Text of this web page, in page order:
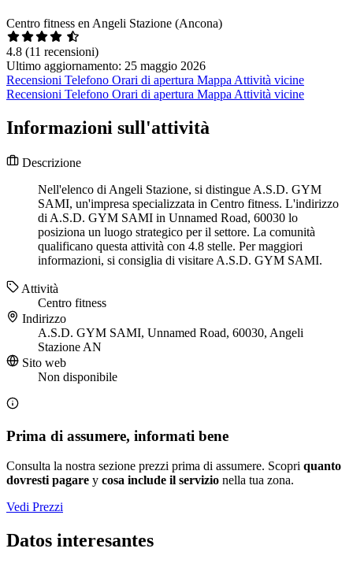
Centro fitness en Angeli Stazione (Ancona)
4.8 (11 recensioni)
Ultimo aggiornamento: 25 maggio 2026
Recensioni Telefono Orari di apertura Mappa Attività vicine
Recensioni Telefono Orari di apertura Mappa Attività vicine
Informazioni sull'attività
Descrizione
Nell'elenco di Angeli Stazione, si distingue A.S.D. GYM
SAMI, un'impresa specializzata in Centro fitness. L'indirizzo
di A.S.D. GYM SAMI in Unnamed Road, 60030 lo
posiziona un luogo strategico per il settore. La comunità
qualificano questa attività con 4.8 stelle. Per maggiori
informazioni, si consiglia di visitare A.S.D. GYM SAMI.
Attività
Centro fitness
Indirizzo
A.S.D. GYM SAMI, Unnamed Road, 60030, Angeli
Stazione AN
Sito web
Non disponibile
Prima di assumere, informati bene
Consulta la nostra sezione prezzi prima di assumere. Scopri quanto
dovresti pagare y cosa include il servizio nella tua zona.
Vedi Prezzi
Datos interesantes